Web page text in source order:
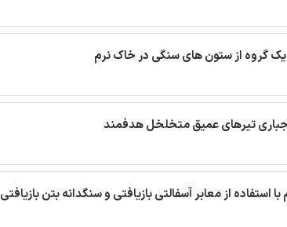
یک گروه از ستون های سنگی در خاک نرم
اجباری تیرهای عمیق متخلخل هدفمند
استفاده از معابر آسفالتی بازیافتی و سنگدانه بتن بازیافتی